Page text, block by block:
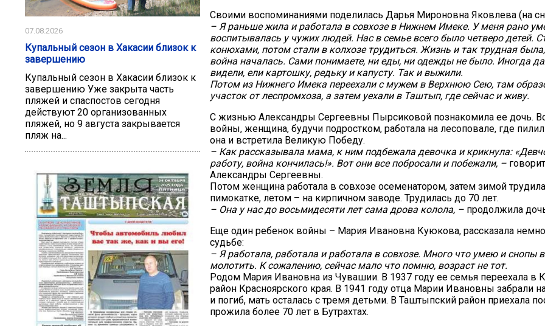
07.08.2026
Купальный сезон в Хакасии близок к
завершению
Купальный сезон в Хакасии близок к
завершению Уже закрыта часть
пляжей и спаспостов сегодня
действуют 20 организованных
пляжей, но 9 августа закрывается
пляж на...
Своими воспоминаниями поделилась Дарья Мироновна Яковлева (на
– Я раньше жила и работала в совхозе в Нижнем Имеке. У меня рано
воспитывалась у чужих людей. Нас в семье всего было четверо детей.
конюхами, потом стали в колхозе трудиться. Жизнь и так трудная
война началась. Сами понимаете, ни еды, ни одежды не было. Иногда
видели, ели картошку, редьку и капусту. Так и выжили.
Потом из Нижнего Имека переехали с мужем в Верхнюю Сею, там
участок от леспромхоза, а затем уехали в Таштып, где сейчас и живу.
С жизнью Александры Сергеевны Пырсиковой познакомила ее дочь.
войны, женщина, будучи подростком, работала на лесоповале, где
она и встретила Великую Победу.
– Как рассказывала мама, к ним подбежала девочка и крикнула:
работу, война кончилась!». Вот они все побросали и побежали, –
Александры Сергеевны.
Потом женщина работала в совхозе осеменатором, затем зимой
пимокатке, летом – на кирпичном заводе. Трудилась до 70 лет.
– Она у нас до восьмидесяти лет сама дрова колола, – продолжила
Еще один ребенок войны – Мария Ивановна Куюкова, рассказала
судьбе:
– Я работала, работала и работала в совхозе. Много что умею и снопы
молотить. К сожалению, сейчас мало что помню, возраст не тот.
Родом Мария Ивановна из Чувашии. В 1937 году ее семья переехала в
район Красноярского края. В 1941 году отца Марии Ивановны забрали
и погиб, мать осталась с тремя детьми. В Таштыпский район приехала
прожила более 70 лет в Бутрахтах.